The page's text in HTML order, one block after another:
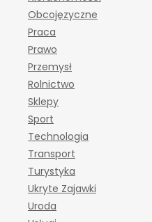
Obcojęzyczne
Praca
Prawo
Przemysł
Rolnictwo
Sklepy
Sport
Technologia
Transport
Turystyka
Ukryte Zajawki
Uroda